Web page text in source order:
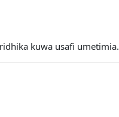
kuwa usafi umetimia.